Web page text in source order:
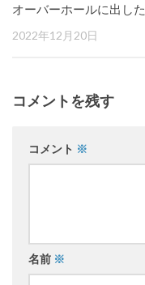
オーバーホールに出した
2022年12月20日
コメントを残す
コメント ※
名前 ※